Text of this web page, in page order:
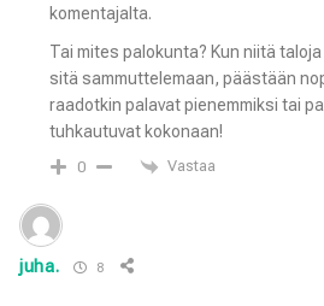
komentajalta.
Tai mites palokunta? Kun niitä
sitä sammuttelemaan, päästään
raadotkin palavat pienemmiksi tai
tuhkautuvat kokonaan!
0 Vastaa
juha. 8